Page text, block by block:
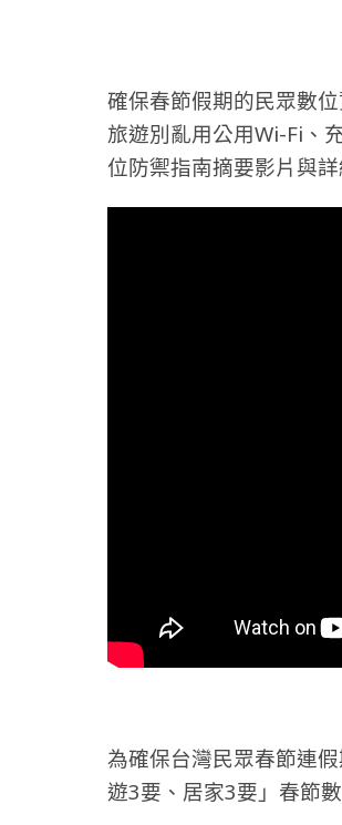
確保春節假期的民眾數
旅遊別亂用公用Wi-Fi、
位防禦指南摘要影片與
為確保台灣民眾春節連
遊3要、居家3要」春節